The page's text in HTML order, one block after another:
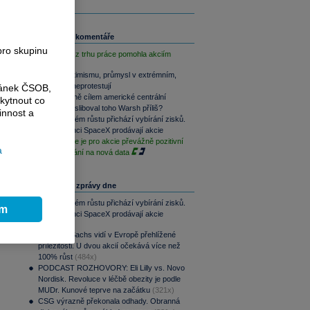
Související komentáře
Slabá data z trhu práce pomohla akciím
Akcie v optimismu, průmysl v extrémním,
dluhopisy neprotestují
Co je vlastně cílem americké centrální
banky? Nasliboval toho Warsh příliš?
Po raketovém růstu přichází vybírání zisků.
Zaměstnanci SpaceX prodávají akcie
Závěr týdne je pro akcie převážně pozitivní
při vyčkávání na nová data
Nejčtenější zprávy dne
Po raketovém růstu přichází vybírání zisků.
Zaměstnanci SpaceX prodávají akcie
(511x)
Goldman Sachs vidí v Evropě přehlížené
příležitosti. U dvou akcií očekává více než
100% růst (484x)
PODCAST ROZHOVORY: Eli Lilly vs. Novo
Nordisk. Revoluce v léčbě obezity je podle
MUDr. Kunové teprve na začátku (321x)
CSG výrazně překonala odhady. Obranná
skupinu
ČSOB,
co
a